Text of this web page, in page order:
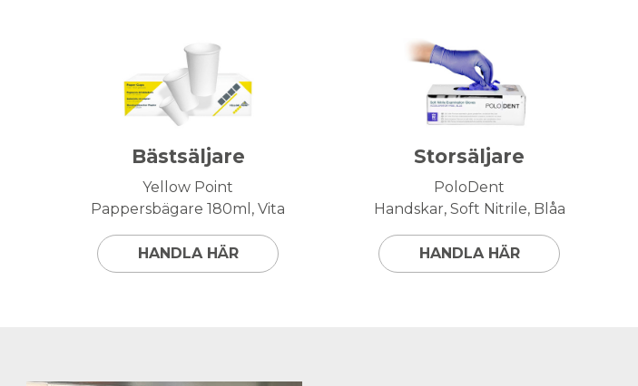
Bästsäljare
Yellow Point
Pappersbägare 180ml, Vita
HANDLA HÄR
Storsäljare
PoloDent
Handskar, Soft Nitrile, Blåa
HANDLA HÄR